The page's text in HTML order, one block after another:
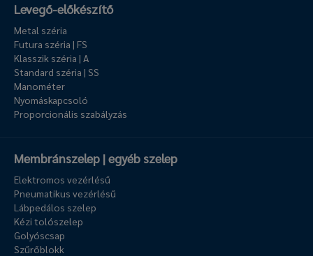
Levegő-előkészítő
Metal széria
Futura széria | FS
Klasszik széria | A
Standard széria | SS
Manométer
Nyomáskapcsoló
Proporcionális szabályzás
Membránszelep | egyéb szelep
Elektromos vezérlésű
Pneumatikus vezérlésű
Lábpedálos szelep
Kézi tolószelep
Golyóscsap
Szűrőblokk